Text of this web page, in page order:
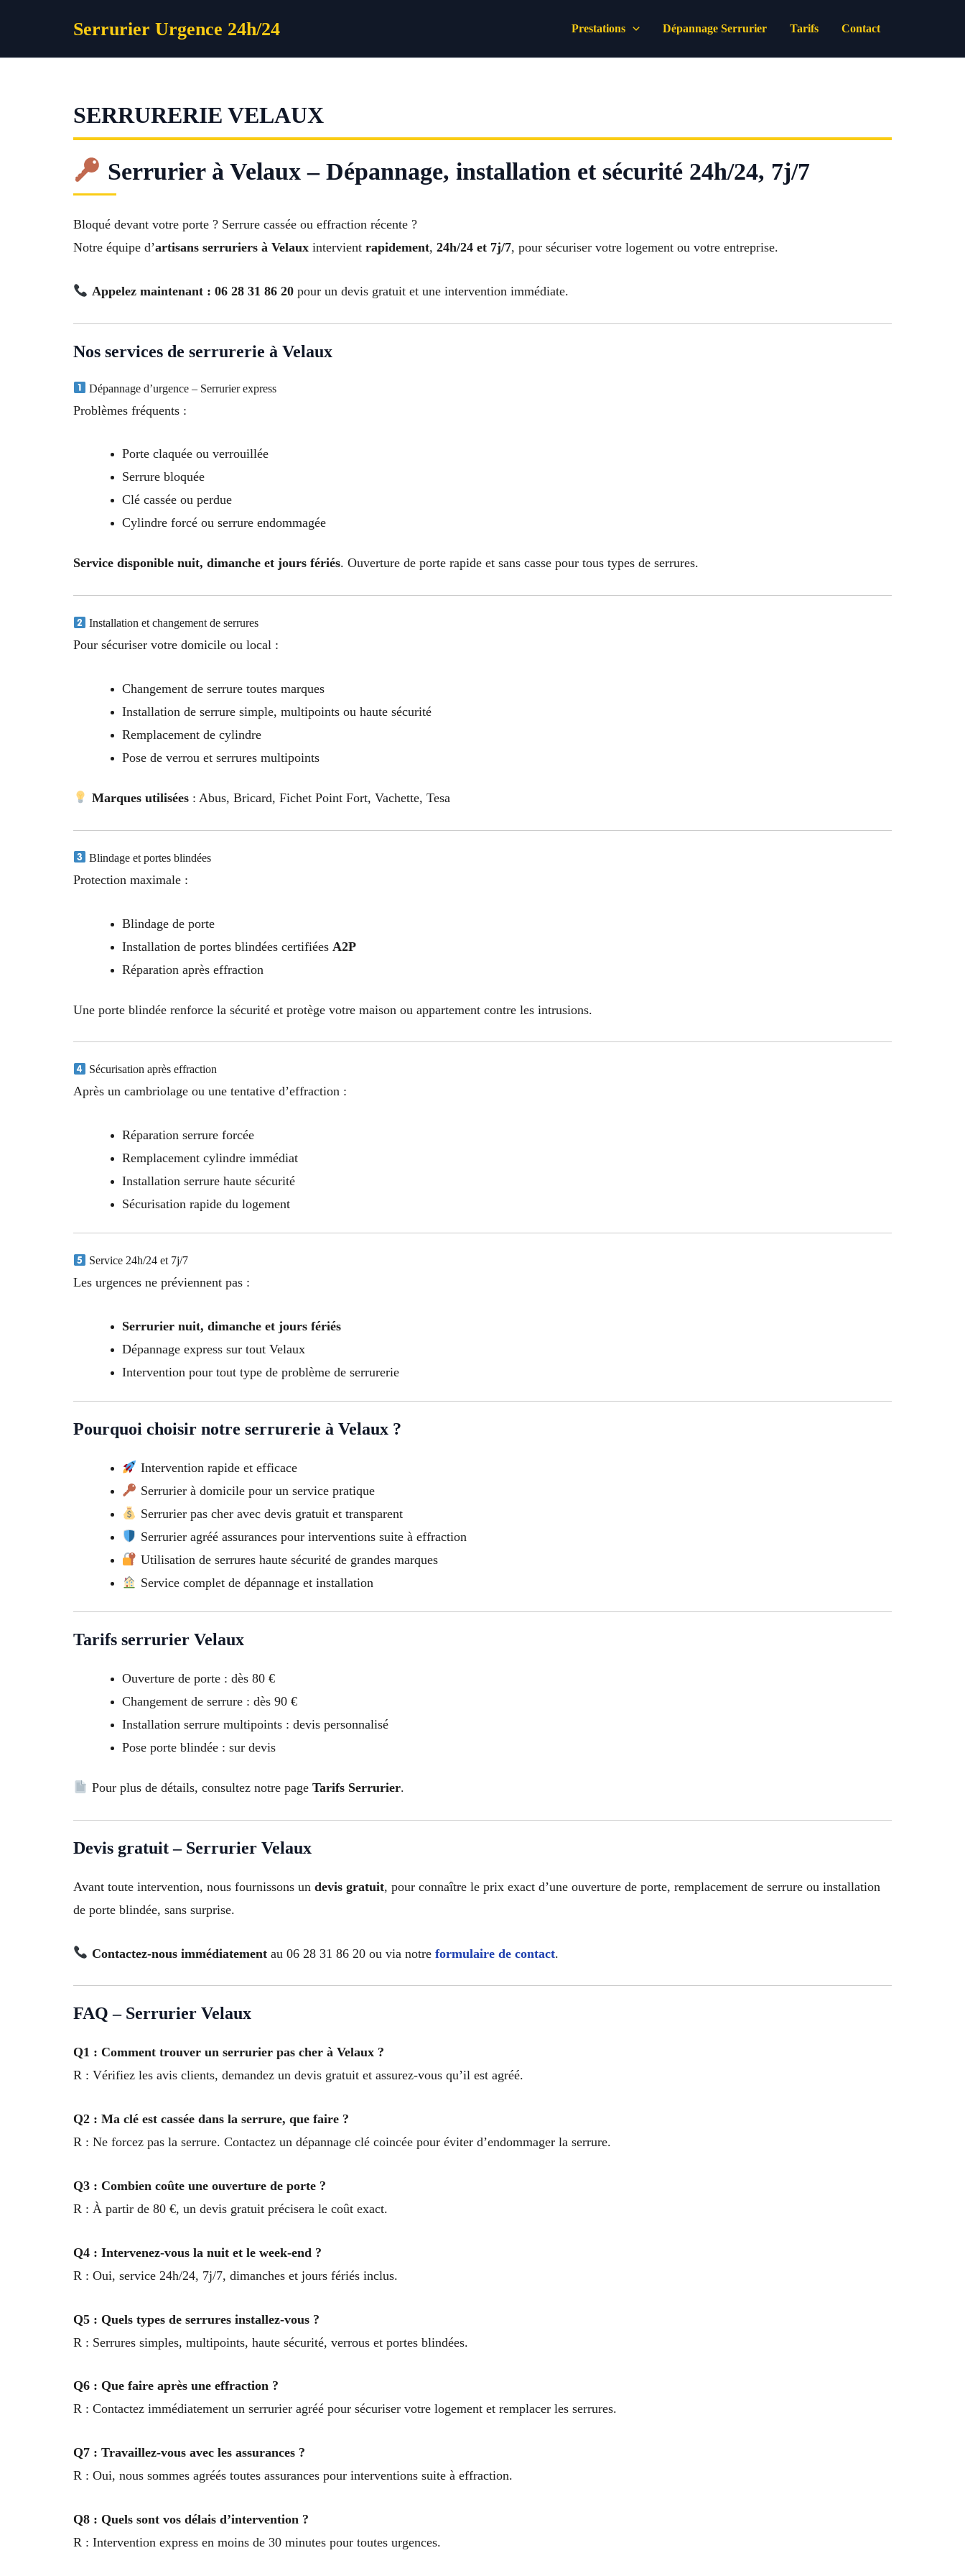
Serrurier Urgence 24h/24 Prestations Dépannage Serrurier Tarifs Contact
SERRURERIE VELAUX
Serrurier à Velaux – Dépannage, installation et sécurité 24h/24, 7j/7
Bloqué devant votre porte ? Serrure cassée ou effraction récente ?
Notre équipe d’artisans serruriers à Velaux intervient rapidement, 24h/24 et 7j/7, pour sécuriser votre logement ou votre entreprise.
Appelez maintenant : 06 28 31 86 20pour un devis gratuit et une intervention immédiate.
Nos services de serrurerie à Velaux
Dépannage d’urgence – Serrurier express
Problèmes fréquents :
Porte claquée ou verrouillée
Serrure bloquée
Clé cassée ou perdue
Cylindre forcé ou serrure endommagée
Service disponible nuit, dimanche et jours fériés. Ouverture de porte rapide et sans casse pour tous types de serrures.
Installation et changement de serrures
Pour sécuriser votre domicile ou local :
Changement de serrure toutes marques
Installation de serrure simple, multipoints ou haute sécurité
Remplacement de cylindre
Pose de verrou et serrures multipoints
Marques utilisées: Abus, Bricard, Fichet Point Fort, Vachette, Tesa
Blindage et portes blindées
Protection maximale :
Blindage de porte
Installation de portes blindées certifiées A2P
Réparation après effraction
Une porte blindée renforce la sécurité et protège votre maison ou appartement contre les intrusions.
Sécurisation après effraction
Après un cambriolage ou une tentative d’effraction :
Réparation serrure forcée
Remplacement cylindre immédiat
Installation serrure haute sécurité
Sécurisation rapide du logement
Service 24h/24 et 7j/7
Les urgences ne préviennent pas :
Serrurier nuit, dimanche et jours fériés
Dépannage express sur tout Velaux
Intervention pour tout type de problème de serrurerie
Pourquoi choisir notre serrurerie à Velaux ?
Intervention rapide et efficace
Serrurier à domicile pour un service pratique
Serrurier pas cher avec devis gratuit et transparent
Serrurier agréé assurances pour interventions suite à effraction
Utilisation de serrures haute sécurité de grandes marques
Service complet de dépannage et installation
Tarifs serrurier Velaux
Ouverture de porte : dès 80 €
Changement de serrure : dès 90 €
Installation serrure multipoints : devis personnalisé
Pose porte blindée : sur devis
Pour plus de détails, consultez notre page Tarifs Serrurier.
Devis gratuit – Serrurier Velaux
Avant toute intervention, nous fournissons un devis gratuit, pour connaître le prix exact d’une ouverture de porte, remplacement de serrure ou installation
de porte blindée, sans surprise.
Contactez-nous immédiatementau 06 28 31 86 20 ou via notre formulaire de contact.
FAQ – Serrurier Velaux
Q1 : Comment trouver un serrurier pas cher à Velaux ?
R : Vérifiez les avis clients, demandez un devis gratuit et assurez-vous qu’il est agréé.
Q2 : Ma clé est cassée dans la serrure, que faire ?
R : Ne forcez pas la serrure. Contactez un dépannage clé coincée pour éviter d’endommager la serrure.
Q3 : Combien coûte une ouverture de porte ?
R : À partir de 80 €, un devis gratuit précisera le coût exact.
Q4 : Intervenez-vous la nuit et le week-end ?
R : Oui, service 24h/24, 7j/7, dimanches et jours fériés inclus.
Q5 : Quels types de serrures installez-vous ?
R : Serrures simples, multipoints, haute sécurité, verrous et portes blindées.
Q6 : Que faire après une effraction ?
R : Contactez immédiatement un serrurier agréé pour sécuriser votre logement et remplacer les serrures.
Q7 : Travaillez-vous avec les assurances ?
R : Oui, nous sommes agréés toutes assurances pour interventions suite à effraction.
Q8 : Quels sont vos délais d’intervention ?
R : Intervention express en moins de 30 minutes pour toutes urgences.